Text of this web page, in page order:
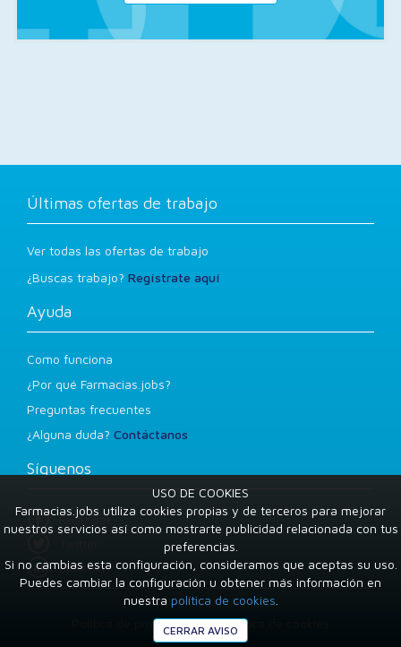
Últimas ofertas de trabajo
Ver todas las ofertas de trabajo
¿Buscas trabajo? Regístrate aquí
Ayuda
Como funciona
¿Por qué Farmacias.jobs?
Preguntas frecuentes
¿Alguna duda? Contáctanos
Síguenos
Facebook
LinkedIn
Condiciones de uso
Política de privacidad
Política de cookies
USO DE COOKIES
Farmacias.jobs utiliza cookies propias y de terceros para mejorar
nuestros servicios así como mostrarte publicidad relacionada con tus
preferencias.
Si no cambias esta configuración, consideramos que aceptas su uso.
Puedes cambiar la configuración u obtener más información en
nuestra política de cookies
CERRAR AVISO